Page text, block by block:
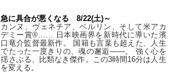
急に具合が悪くなる 8/22(土)～
カンヌ、ヴェネチア、ベルリン、そして米アカ
デミー賞®…… 日本映画界を新時代に導いた濱
口竜介監督最新作。 国籍も言葉も超えた、人生
でたった一度きりの、魂の邂逅――。 強く心を
揺さぶる、比類なき傑作。この3時間16分は人生
を変える。